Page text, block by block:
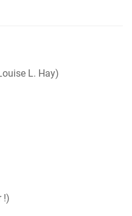
L. Hay)
!)